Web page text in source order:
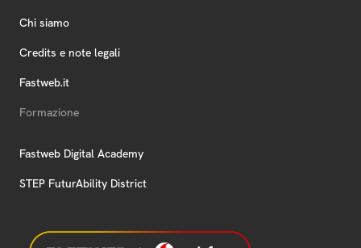
Chi siamo
Credits e note legali
Fastweb.it
Formazione
Fastweb Digital Academy
STEP FuturAbility District